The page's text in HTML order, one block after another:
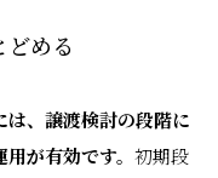
める
、譲渡検討の段階に
が有効です。 初期段